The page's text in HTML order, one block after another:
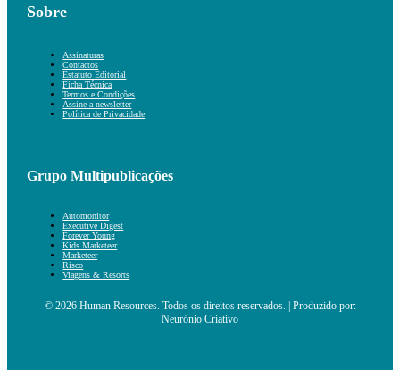
Sobre
Assinaturas
Contactos
Estatuto Editorial
Ficha Técnica
Termos e Condições
Assine a newsletter
Política de Privacidade
Grupo Multipublicações
Automonitor
Executive Digest
Forever Young
Kids Marketeer
Marketeer
Risco
Viagens & Resorts
© 2026 Human Resources. Todos os direitos reservados. | Produzido por:
Neurónio Criativo